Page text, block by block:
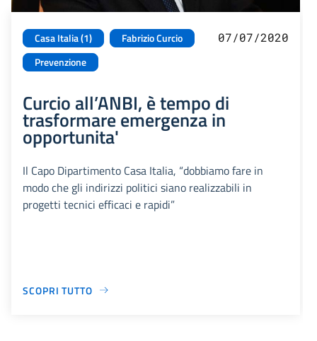
Casa Italia (1)
Fabrizio Curcio
Prevenzione
07/07/2020
Curcio all’ANBI, è tempo di
trasformare emergenza in
opportunita'
Il Capo Dipartimento Casa Italia, “dobbiamo fare in
modo che gli indirizzi politici siano realizzabili in
progetti tecnici efficaci e rapidi”
SCOPRI TUTTO